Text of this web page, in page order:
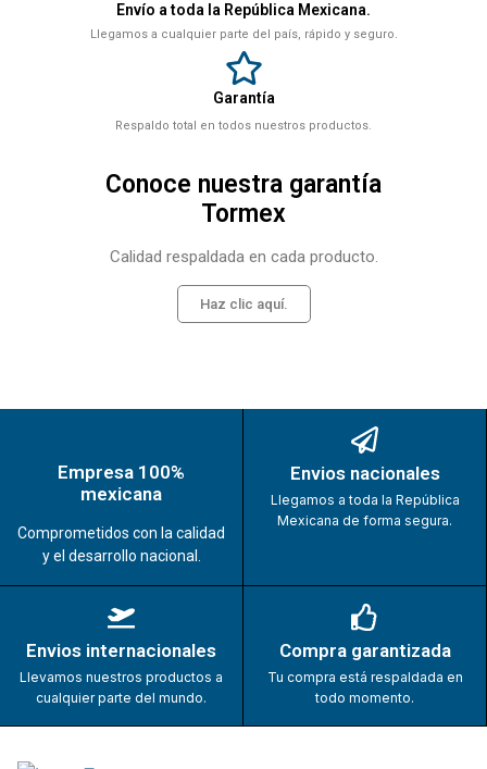
Envío a toda la República Mexicana.
Llegamos a cualquier parte del país, rápido y seguro.
Garantía
Respaldo total en todos nuestros productos.
Conoce nuestra garantía
Tormex
Calidad respaldada en cada producto.
Haz clic aquí.
Empresa 100%
mexicana
Comprometidos con la calidad
y el desarrollo nacional.
Envios nacionales
Llegamos a toda la República
Mexicana de forma segura.
Envios internacionales
Llevamos nuestros productos a
cualquier parte del mundo.
Compra garantizada
Tu compra está respaldada en
todo momento.